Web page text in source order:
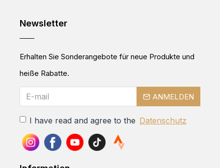
Newsletter
Erhalten Sie Sonderangebote für neue Produkte und
heiße Rabatte.
ANMELDEN
I have read and agree to the Datenschutz